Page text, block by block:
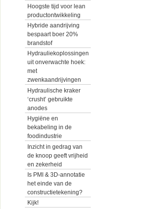
Hoogste tijd voor lean
productontwikkeling
Hybride aandrijving
bespaart boer 20%
brandstof
Hydrauliekoplossingen
uit onverwachte hoek:
met
zwenkaandrijvingen
Hydraulische kraker
‘crusht’ gebruikte
anodes
Hygiëne en
bekabeling in de
foodindustrie
Inzicht in gedrag van
de knoop geeft vrijheid
en zekerheid
Is PMI & 3D-annotatie
het einde van de
constructietekening?
Kijk!